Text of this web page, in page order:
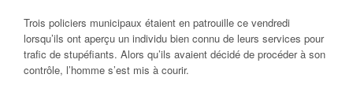
Trois policiers municipaux étaient en patrouille ce vendredi
lorsqu’ils ont aperçu un individu bien connu de leurs services pour
trafic de stupéfiants. Alors qu’ils avaient décidé de procéder à son
contrôle, l’homme s’est mis à courir.